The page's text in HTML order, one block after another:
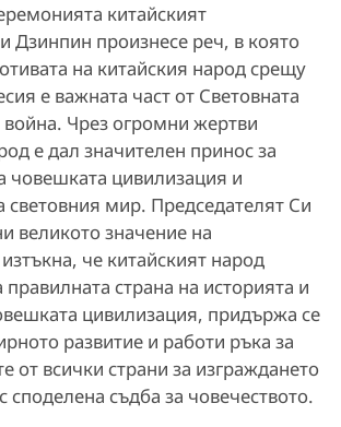
китайският
Дзинпин произнесе реч, в която
на китайския народ срещу
е важната част от Световната
Чрез огромни жертви
е дал значителен принос за
човешката цивилизация и
световния мир. Председателят Си
великото значение на
че китайският народ
правилната страна на историята и
цивилизация, придържа се
развитие и работи ръка за
от всички страни за изграждането
споделена съдба за човечеството.